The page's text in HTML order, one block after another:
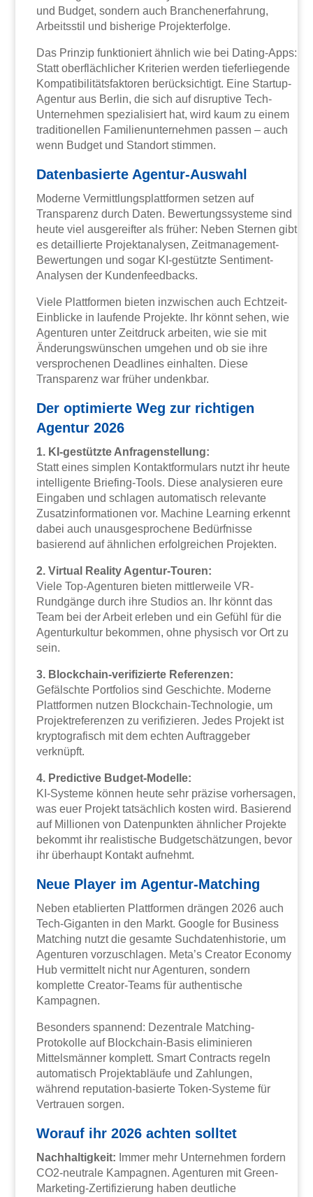
und Budget, sondern auch Branchenerfahrung,
Arbeitsstil und bisherige Projekterfolge.
Das Prinzip funktioniert ähnlich wie bei Dating-Apps:
Statt oberflächlicher Kriterien werden tieferliegende
Kompatibilitätsfaktoren berücksichtigt. Eine Startup-
Agentur aus Berlin, die sich auf disruptive Tech-
Unternehmen spezialisiert hat, wird kaum zu einem
traditionellen Familienunternehmen passen – auch
wenn Budget und Standort stimmen.
Datenbasierte Agentur-Auswahl
Moderne Vermittlungsplattformen setzen auf
Transparenz durch Daten. Bewertungssysteme sind
heute viel ausgereifter als früher: Neben Sternen gibt
es detaillierte Projektanalysen, Zeitmanagement-
Bewertungen und sogar KI-gestützte Sentiment-
Analysen der Kundenfeedbacks.
Viele Plattformen bieten inzwischen auch Echtzeit-
Einblicke in laufende Projekte. Ihr könnt sehen, wie
Agenturen unter Zeitdruck arbeiten, wie sie mit
Änderungswünschen umgehen und ob sie ihre
versprochenen Deadlines einhalten. Diese
Transparenz war früher undenkbar.
Der optimierte Weg zur richtigen
Agentur 2026
1. KI-gestützte Anfragenstellung:
Statt eines simplen Kontaktformulars nutzt ihr heute
intelligente Briefing-Tools. Diese analysieren eure
Eingaben und schlagen automatisch relevante
Zusatzinformationen vor. Machine Learning erkennt
dabei auch unausgesprochene Bedürfnisse
basierend auf ähnlichen erfolgreichen Projekten.
2. Virtual Reality Agentur-Touren:
Viele Top-Agenturen bieten mittlerweile VR-
Rundgänge durch ihre Studios an. Ihr könnt das
Team bei der Arbeit erleben und ein Gefühl für die
Agenturkultur bekommen, ohne physisch vor Ort zu
sein.
3. Blockchain-verifizierte Referenzen:
Gefälschte Portfolios sind Geschichte. Moderne
Plattformen nutzen Blockchain-Technologie, um
Projektreferenzen zu verifizieren. Jedes Projekt ist
kryptografisch mit dem echten Auftraggeber
verknüpft.
4. Predictive Budget-Modelle:
KI-Systeme können heute sehr präzise vorhersagen,
was euer Projekt tatsächlich kosten wird. Basierend
auf Millionen von Datenpunkten ähnlicher Projekte
bekommt ihr realistische Budgetschätzungen, bevor
ihr überhaupt Kontakt aufnehmt.
Neue Player im Agentur-Matching
Neben etablierten Plattformen drängen 2026 auch
Tech-Giganten in den Markt. Google for Business
Matching nutzt die gesamte Suchdatenhistorie, um
Agenturen vorzuschlagen. Meta’s Creator Economy
Hub vermittelt nicht nur Agenturen, sondern
komplette Creator-Teams für authentische
Kampagnen.
Besonders spannend: Dezentrale Matching-
Protokolle auf Blockchain-Basis eliminieren
Mittelsmänner komplett. Smart Contracts regeln
automatisch Projektabläufe und Zahlungen,
während reputation-basierte Token-Systeme für
Vertrauen sorgen.
Worauf ihr 2026 achten solltet
Nachhaltigkeit: Immer mehr Unternehmen fordern
CO2-neutrale Kampagnen. Agenturen mit Green-
Marketing-Zertifizierung haben deutliche